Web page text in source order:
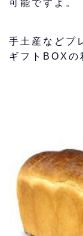
可能ですよ。
手土産などプ
ギフトBOXの